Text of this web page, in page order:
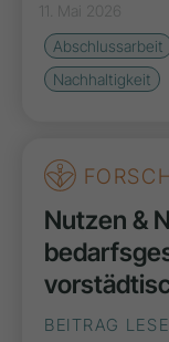
11. Mai 2026
Abschlussarbeit
Nachhaltigkeit
Nutzen &
BEITRAG